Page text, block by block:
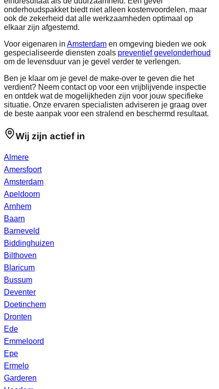
onderhoudspakket biedt niet alleen kostenvoordelen, maar
ook de zekerheid dat alle werkzaamheden optimaal op
elkaar zijn afgestemd.
Voor eigenaren in Amsterdam en omgeving bieden we ook
gespecialiseerde diensten zoals preventief gevelonderhoud
om de levensduur van je gevel verder te verlengen.
Ben je klaar om je gevel de make-over te geven die het
verdient? Neem contact op voor een vrijblijvende inspectie
en ontdek wat de mogelijkheden zijn voor jouw specifieke
situatie. Onze ervaren specialisten adviseren je graag over
de beste aanpak voor een stralend en beschermd resultaat.
Wij zijn actief in
Almere
Amersfoort
Amsterdam
Apeldoorn
Arnhem
Baarn
Barneveld
Biddinghuizen
Bilthoven
Blaricum
Bussum
Deventer
Doetinchem
Dronten
Ede
Emmeloord
Epe
Ermelo
Garderen